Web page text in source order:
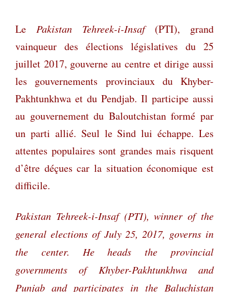
Le Pakistan Tehreek-i-Insaf (PTI), grand
vainqueur des élections législatives du 25
juillet 2017, gouverne au centre et dirige aussi
les gouvernements provinciaux du Khyber-
Pakhtunkhwa et du Pendjab. Il participe aussi
au gouvernement du Baloutchistan formé par
un parti allié. Seul le Sind lui échappe. Les
attentes populaires sont grandes mais risquent
d’être déçues car la situation économique est
difficile.
Pakistan Tehreek-i-Insaf (PTI), winner of the
general elections of July 25, 2017, governs in
the center. He heads the provincial
governments of Khyber-Pakhtunkhwa and
Punjab and participates in the Baluchistan